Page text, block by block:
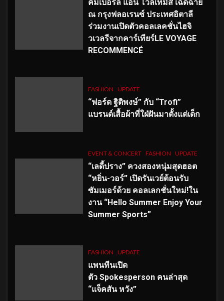
คิมเบอร์ลี่ แอน โวลเทมัส เฉิดฉาย
ณ กรุงฟลอเรนซ์ ประเทศอิตาลี
ร่วมงานเปิดตัวคอลเลคชั่นไฮจิ
วเวลรีจากคาร์เทียร์LE VOYAGE
RECOMMENCÉ
FASHION UPDATE
“ฟอร์ด ฐิติพงษ์” กับ “Trofi”
แบรนด์เสื้อผ้าที่ใฝ่ฝันมาตั้งแต่เด็ก
EVENT & CONCERT FASHION UPDATE
“เลดี้ปราง” ควงสองหนุ่มสุดฮอต
“หยิ่น-วอร์” เปิดรันเวย์ต้อนรับ
ซัมเมอร์ด้วย คอลเลกชั่นใหม่!ใน
งาน “Hello Summer Enjoy Your
Summer Sports”
FASHION UPDATE
แพนทีนเปิด
ตัว Spokesperson คนล่าสุด
“แจ็คสัน หวัง”